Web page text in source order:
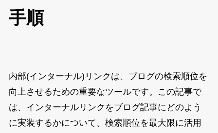
手順
内部(インターナル)リンクは、ブログの検索順位を
向上させるための重要なツールです。この記事で
は、インターナルリンクをブログ記事にどのよう
に実装するかについて、検索順位を最大限に活用